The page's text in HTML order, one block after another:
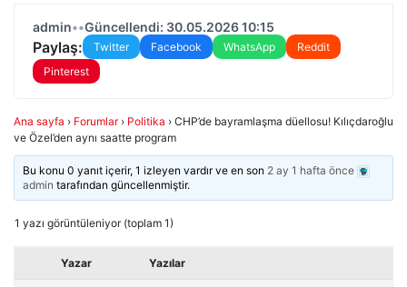
admin••Güncellendi: 30.05.2026 10:15
Paylaş: Twitter Facebook WhatsApp
Reddit
Pinterest
Ana sayfa › Forumlar › Politika › CHP’de bayramlaşma düellosu! Kılıçdaroğlu
ve Özel’den aynı saatte program
Bu konu 0 yanıt içerir, 1 izleyen vardır ve en son 2 ay 1 hafta önce
admin tarafından güncellenmiştir.
1 yazı görüntüleniyor (toplam 1)
Yazar Yazılar